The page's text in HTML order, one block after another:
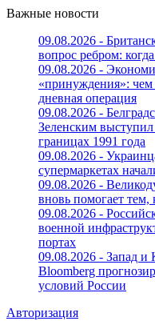
Важные новости
09.08.2026 -
вопрос ребром:
09.08.2026 -
«принуждения»: чем
дневная операция
09.08.2026 -
Зеленским
границах 1991 года
09.08.2026 -
супермаркетах
09.08.2026 -
вновь помогает тем,
09.08.2026 -
военной
портах
09.08.2026 - Запад и
Bloomberg
условий России
Авторизация